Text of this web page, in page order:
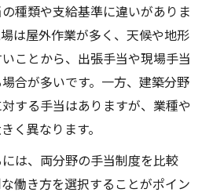
種類や支給基準に違いがありま
は屋外作業が多く、天候や地形
ことから、出張手当や現場手当
合が多いです。一方、建築分野
する手当はありますが、業種や
く異なります。
は、両分野の手当制度を比較
働き方を選択することがポイン